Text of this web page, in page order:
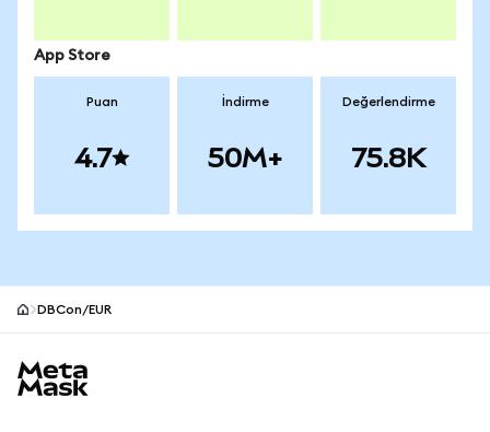
App Store
Puan
4.7
İndirme
50M+
Değerlendirme
75.8K
DBCon/EUR